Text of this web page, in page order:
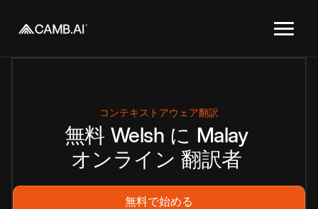
コンテキストアウェア翻訳
無料 Welsh に Malay
オンライン 翻訳者
無料で始める